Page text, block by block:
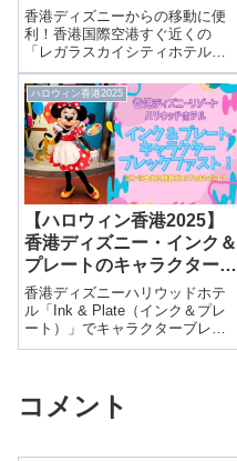
イシティホテル宿泊記！ア
クセス・客室も紹介！
香港ディズニーからの移動に便
利！香港国際空港すぐ近くの
「レガラスカイシティホテル」
宿泊レポ。Uber移動、チェック
イン、シャトルバス、スタンダ
ードルーム紹介まで詳しく解
説。早朝便利用におすすめ！
ハロウィン香港2025
【ハロウィン香港2025】
香港ディズニー・インク＆
プレートのキャラクターブ
レックファスト！ミニーに
会えた朝食ビュッフェをレ
ポート！
香港ディズニーハリウッドホテ
ル「Ink & Plate（インク＆プレ
ート）」でキャラクターブレッ
クファストを体験！キャラクタ
ス割引の価格、混雑などを詳し
くレポートします！
コメント